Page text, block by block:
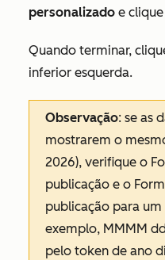
personalizado e
Quando terminar,
inferior esquerda.
Observação: se as
mostrarem o
2026), verifique o
publicação e o
publicação para
exemplo, MMMM
pelo token de ano